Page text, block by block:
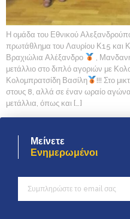
Η ομάδα του Εθνικού
πρωτάθλημα του Λαυρίου Κ15 και
Βραχιώλια Αλέξανδρο
,
μετάλλιο στο διπλό αγοριών με
Κολομπρατσίδη Βασίλη
!!! Στο
στους 8, αλλά σε έναν ωραίο
μετάλλια, όπως και […]
Μείνετε
Ενημερωμένοι